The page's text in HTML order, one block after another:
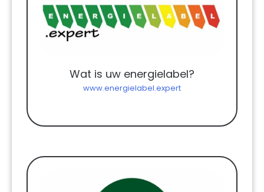
Wat is uw energielabel?
www.energielabel.expert